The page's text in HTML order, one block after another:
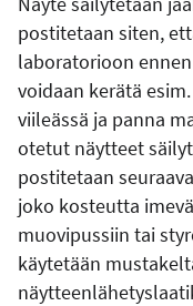
postitetaan siten,
laboratorioon
voidaan kerätä
viileässä ja panna
otetut näytteet
postitetaan
joko kosteutta
muovipussiin tai
käytetään